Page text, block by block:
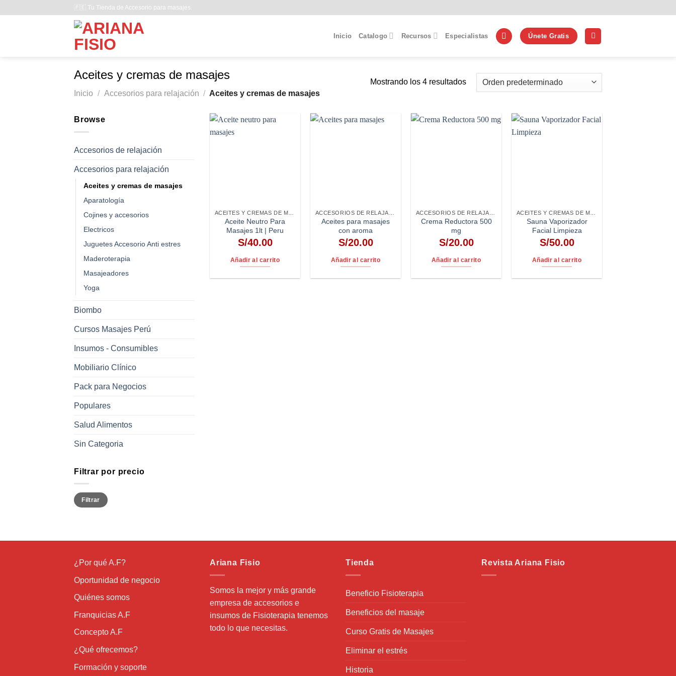
🇵🇪 Tu Tienda de Accesorio para masajes.
Inicio Catalogo Recursos Especialistas Únete Gratis
Aceites y cremas de masajes
Inicio / Accesorios para relajación / Aceites y cremas de masajes
Mostrando los 4 resultados
Browse
Accesorios de relajación
Accesorios para relajación
Aceites y cremas de masajes
Aparatología
Cojines y accesorios
Electricos
Juguetes Accesorio Anti estres
Maderoterapia
Masajeadores
Yoga
Biombo
Cursos Masajes Perú
Insumos - Consumibles
Mobiliario Clínico
Pack para Negocios
Populares
Salud Alimentos
Sin Categoria
Filtrar por precio
Precio
mínimo
Precio
máximo
Filtrar
Aceite Neutro Para
Masajes 1lt | Peru
S/40.00
Añadir al carrito
Aceites para masajes
con aroma
S/20.00
Añadir al carrito
Crema Reductora 500
mg
S/20.00
Añadir al carrito
Sauna Vaporizador
Facial Limpieza
S/50.00
Añadir al carrito
¿Por qué A.F?
Oportunidad de negocio
Quiénes somos
Franquicias A.F
Concepto A.F
¿Qué ofrecemos?
Formación y soporte
Ariana Fisio
Somos la mejor y más grande
empresa de accesorios e
insumos de Fisioterapia tenemos
todo lo que necesitas.
Tienda
Beneficio Fisioterapia
Beneficios del masaje
Curso Gratis de Masajes
Eliminar el estrés
Historia
Revista Ariana Fisio